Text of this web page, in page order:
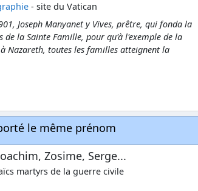
- site du Vatican
Joseph Manyanet y Vives, prêtre, qui fonda la
de la Sainte Famille, pour qu'à l'exemple de la
Nazareth, toutes les familles atteignent la
le même prénom
Zosime, Serge...
martyrs de la guerre civile